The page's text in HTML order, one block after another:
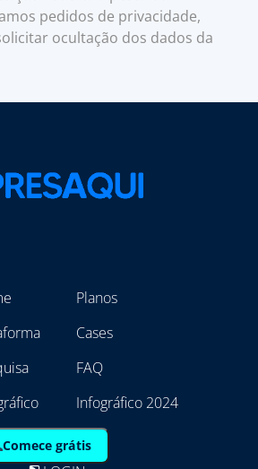
pedidos de privacidade,
ocultação dos dados da
Planos
Cases
FAQ
Infográfico 2024
Comece grátis